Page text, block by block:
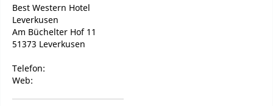
Best Western Hotel
Leverkusen
Am Büchelter Hof 11
51373 Leverkusen
Telefon:
Web: